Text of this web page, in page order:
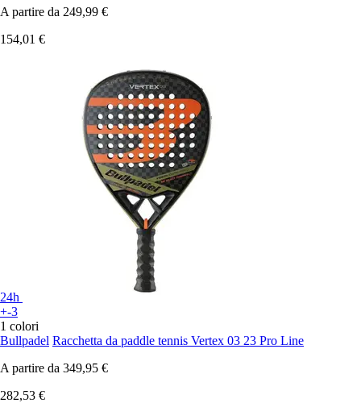
A partire da 249,99 €
154,01 €
24h
+-3
1 colori
Bullpadel Racchetta da paddle tennis Vertex 03 23 Pro Line
A partire da 349,95 €
282,53 €